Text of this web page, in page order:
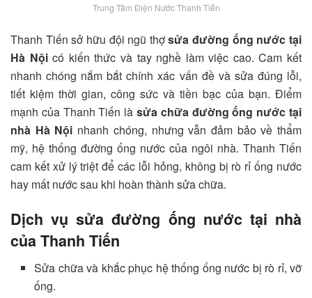
Trung Tâm Điện Nước Thanh Tiến
Thanh Tiến sở hữu đội ngũ thợsửa đường ống nước tại
Hà Nộicó kiến thức và tay nghề làm việc cao. Cam kết
nhanh chóng nắm bắt chính xác vấn đề và sửa đúng lỗi,
tiết kiệm thời gian, công sức và tiền bạc của bạn. Điểm
mạnh của Thanh Tiến là sửa chữa đường ống nước tại
nhà Hà Nội nhanh chóng, nhưng vẫn đảm bảo về thẩm
mỹ, hệ thống đường ống nước của ngôi nhà. Thanh Tiến
cam kết xử lý triệt để các lỗi hỏng, không bị rò rỉ ống nước
hay mất nước sau khi hoàn thành sửa chữa.
Dịch vụ sửa đường ống nước tại nhà
của Thanh Tiến
Sửa chữa và khắc phục hệ thống ống nước bị rò rỉ, vỡ
ống.